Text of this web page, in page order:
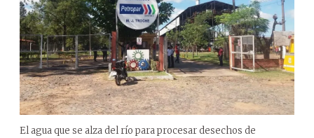
El agua que se alza del río para procesar desechos de